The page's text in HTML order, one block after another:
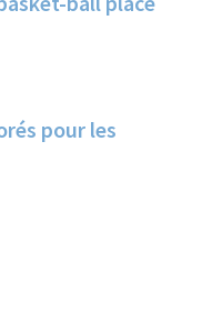
pour les